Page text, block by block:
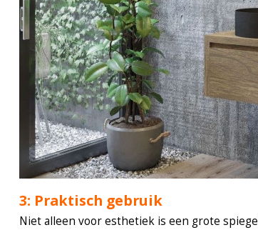
3: Praktisch gebruik
Niet alleen voor esthetiek is een grote